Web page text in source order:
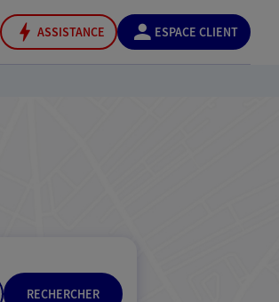
ASSISTANCE ESPACE CLIENT
RECHERCHER